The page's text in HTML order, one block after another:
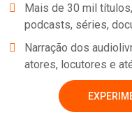
Mais de 30 mil
podcasts, séries,
Narração dos
atores, locutores e